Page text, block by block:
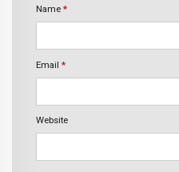
Name *
Email *
Website